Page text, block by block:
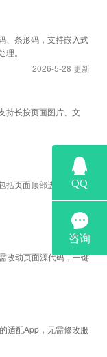
框的 “不同意” 按
件模块不能初始化而
查用户是否已同意
知 App 用户是否已
UI，
、条形码，支持嵌入式
。
2026-5-28 更新
持长按页面图片、文
括页面顶部进度条、页
改动页面源代码，一键
适配App，无需修改服